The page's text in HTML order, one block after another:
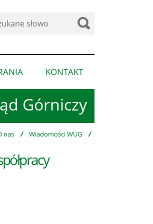
Górniczy
pokaż
podmenu
dla
pobrania”
KONTAKT
podmenu
nas / Wiadomości WUG /